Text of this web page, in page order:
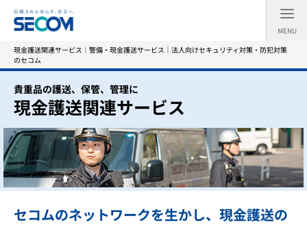
MENU
現金護送関連サービス｜警備・現金護送サービス｜法人向けセキュリティ対策・防犯対策
のセコム
貴重品の護送、保管、管理に
現金護送関連サービス
セコムのネットワークを生かし、現金護送の